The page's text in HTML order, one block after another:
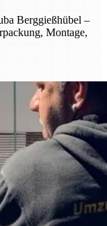
Berggießhübel –
Montage,